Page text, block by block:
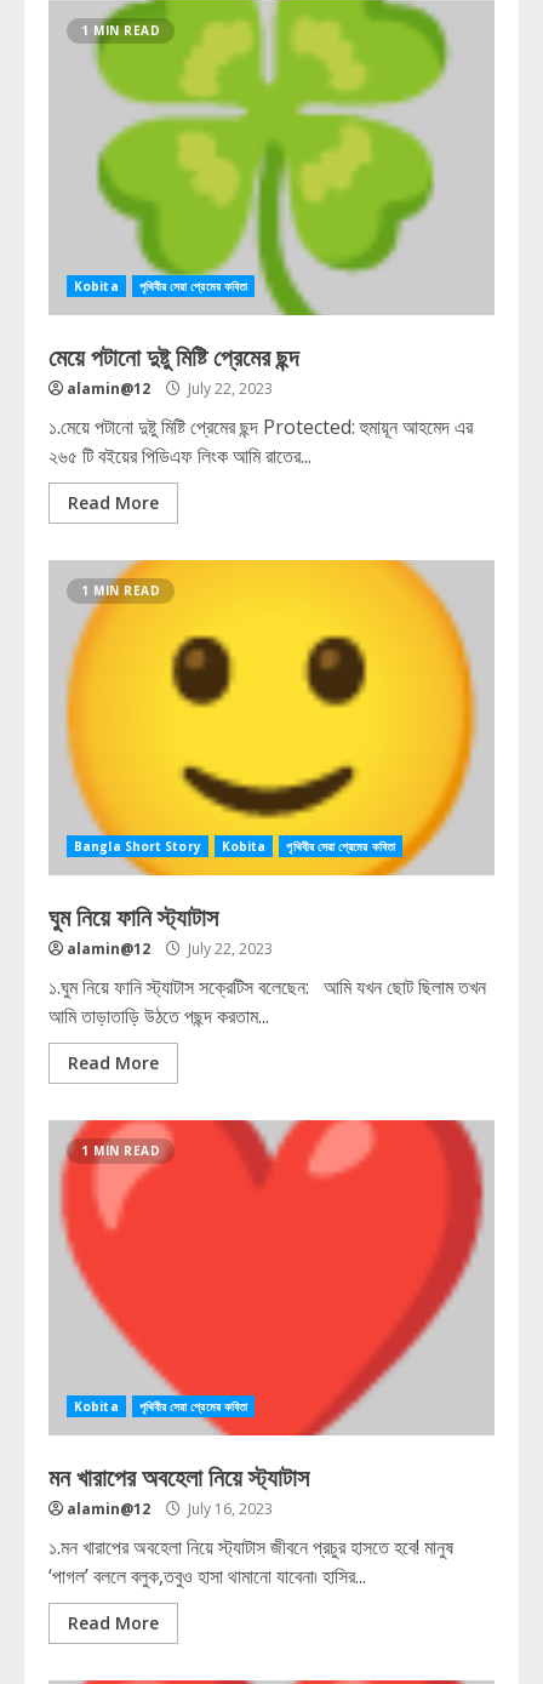
1 MIN READ
Kobita পৃথিবীর সেরা প্রেমের কবিতা
মেয়ে পটানো দুষ্টু মিষ্টি প্রেমের ছন্দ
alamin@12 July 22, 2023
১.মেয়ে পটানো দুষ্টু মিষ্টি প্রেমের ছন্দ Protected: হুমায়ূন আহমেদ এর
২৬৫ টি বইয়ের পিডিএফ লিংক আমি রাতের...
Read More
1 MIN READ
Bangla Short Story Kobita পৃথিবীর সেরা প্রেমের কবিতা
ঘুম নিয়ে ফানি স্ট্যাটাস
alamin@12 July 22, 2023
১.ঘুম নিয়ে ফানি স্ট্যাটাস সক্রেটিস বলেছেন: আমি যখন ছোট ছিলাম তখন
আমি তাড়াতাড়ি উঠতে পছন্দ করতাম...
Read More
1 MIN READ
Kobita পৃথিবীর সেরা প্রেমের কবিতা
মন খারাপের অবহেলা নিয়ে স্ট্যাটাস
alamin@12 July 16, 2023
১.মন খারাপের অবহেলা নিয়ে স্ট্যাটাস জীবনে প্রচুর হাসতে হবে! মানুষ
‘পাগল’ বললে বলুক,তবুও হাসা থামানো যাবেনা৷ হাসির...
Read More